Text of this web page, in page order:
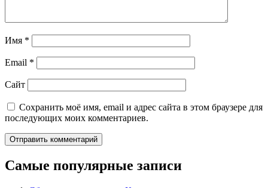
Имя *
Email *
Сайт
Сохранить моё имя, email и адрес сайта в этом браузере для
последующих моих комментариев.
Самые популярные записи